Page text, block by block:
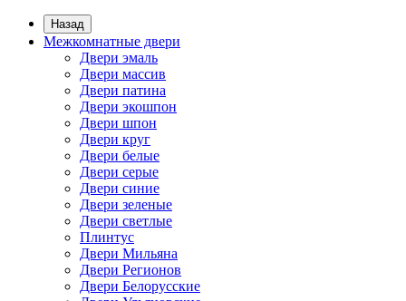
Назад
Межкомнатные двери
Двери эмаль
Двери массив
Двери патина
Двери экошпон
Двери шпон
Двери круг
Двери белые
Двери серые
Двери синие
Двери зеленые
Двери светлые
Плинтус
Двери Мильяна
Двери Регионов
Двери Белорусские